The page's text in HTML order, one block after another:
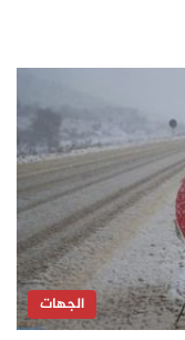
الجهات